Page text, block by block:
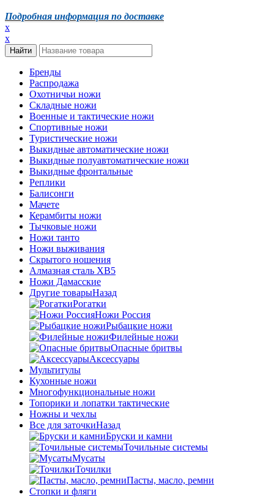
Подробная информация по доставке
x
x
Бренды
Распродажа
Охотничьи ножи
Складные ножи
Военные и тактические ножи
Спортивные ножи
Туристические ножи
Выкидные автоматические ножи
Выкидные полуавтоматические ножи
Выкидные фронтальные
Реплики
Балисонги
Мачете
Керамбиты ножи
Тычковые ножи
Ножи танто
Ножи выживания
Скрытого ношения
Алмазная сталь ХВ5
Ножи Дамасские
Другие товарыНазад
Рогатки
Ножи Россия
Рыбацкие ножи
Филейные ножи
Опасные бритвы
Аксессуары
Мультитулы
Кухонные ножи
Многофункциональные ножи
Топорики и лопатки тактические
Ножны и чехлы
Все для заточкиНазад
Бруски и камни
Точильные системы
Мусаты
Точилки
Пасты, масло, ремни
Стопки и фляги